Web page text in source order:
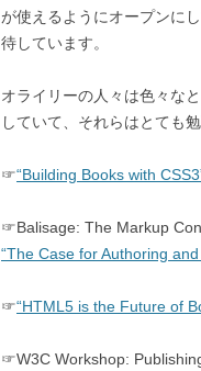
が使えるようにオープンに
待しています。
オライリーの人々は色々な
していて、それらはとても
☞“Building Books with
☞Balisage: The Markup
“The Case for Authoring
☞“HTML5 is the Future of
☞W3C Workshop: